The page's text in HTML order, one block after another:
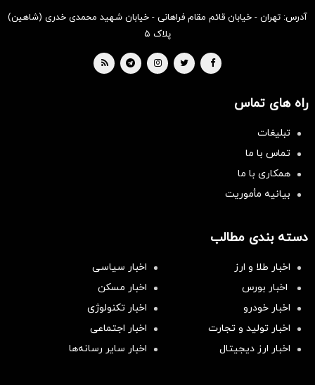
آدرس: تهران - خیابان قائم مقام فراهانی - خیابان شهید محمدی خدری (شاهین)
پلاک ۵
راه های تماس
تبلیغات
تماس با ما
همکاری با ما
بیانیه مأموریت
دسته بندی مطالب
اخبار طلا و ارز
اخبار سیاسی
اخبار بورس
اخبار مسکن
اخبار خودرو
اخبار تکنولوژی
اخبار تولید و تجارت
اخبار اجتماعی
اخبار ارز دیجیتال
اخبار سایر رسانه‌‌ها